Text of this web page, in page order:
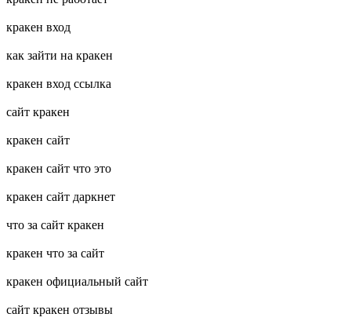
кракен вход
как зайти на кракен
кракен вход ссылка
сайт кракен
кракен сайт
кракен сайт что это
кракен сайт даркнет
что за сайт кракен
кракен что за сайт
кракен официальный сайт
сайт кракен отзывы